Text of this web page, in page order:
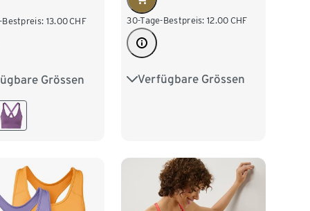
Bestpreis: 13.00CHF
Grössen
34 S 36/38
30-Tage-Bestpreis: 12.00 CHF
Verfügbare Grössen
XS 32/34 S 36/38